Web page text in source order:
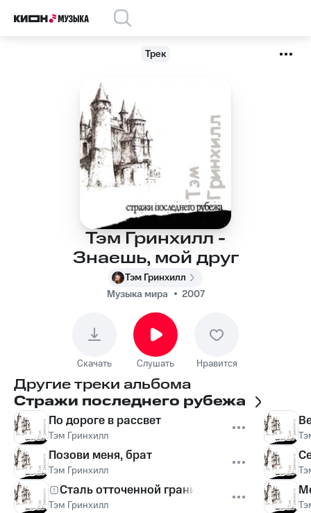
Трек
Тэм Гринхилл -
Знаешь, мой друг
Тэм Гринхилл
Музыка мира
2007
Скачать Слушать Нравится
Другие треки альбома
Стражи последнего рубежа
По дороге в рассвет
Тэм Гринхилл
Позови меня, брат
Тэм Гринхилл
Сталь отточенной грани
Тэм Гринхилл